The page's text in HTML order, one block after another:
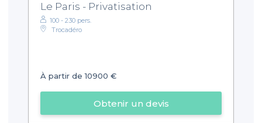
Le Paris - Privatisation
100 - 230 pers.
Trocadéro
À partir de 10900 €
Obtenir un devis